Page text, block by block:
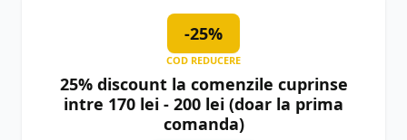
-25%
COD REDUCERE
25% discount la comenzile cuprinse
intre 170 lei - 200 lei (doar la prima
comanda)